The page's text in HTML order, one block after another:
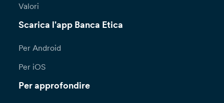
Valori
Scarica l'app Banca Etica
Per Android
Per iOS
Per approfondire